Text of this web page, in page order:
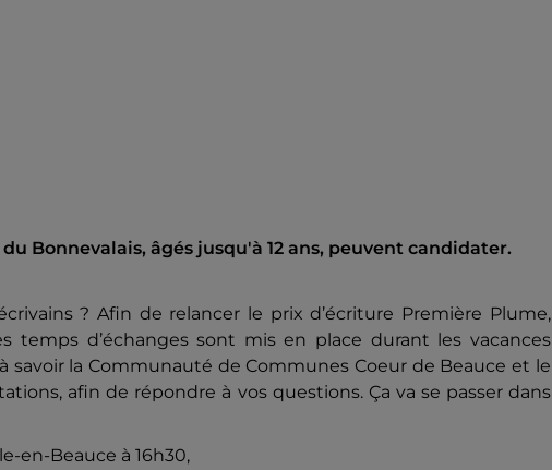
Bonnevalais, âgés jusqu'à 12 ans, peuvent candidater.
? Afin de relancer le prix d’écriture Première Plume,
temps d’échanges sont mis en place durant les vacances
savoir la Communauté de Communes Coeur de Beauce et le
afin de répondre à vos questions. Ça va se passer dans
en-Beauce à 16h30,